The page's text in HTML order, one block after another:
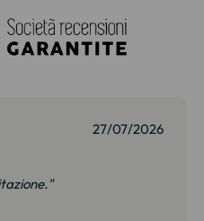
27/07/2026